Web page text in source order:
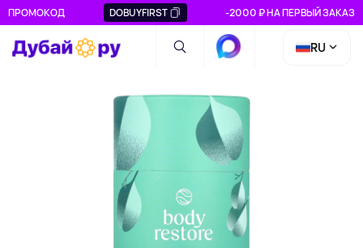
ПРОМОКОД DOBUYFIRST -2000 ₽ НА ПЕРВЫЙ ЗАКАЗ
RU